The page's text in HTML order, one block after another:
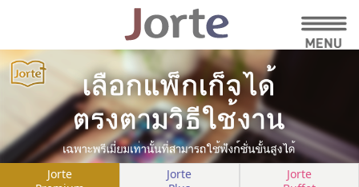
Jorte
Jorte
Jorte